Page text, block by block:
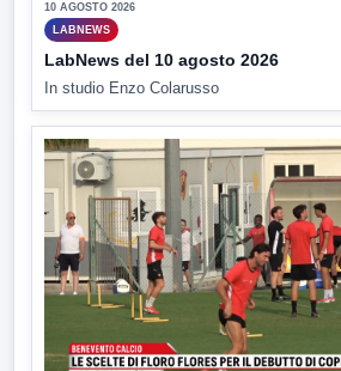
10 AGOSTO 2026
LABNEWS
LabNews del 10 agosto 2026
In studio Enzo Colarusso